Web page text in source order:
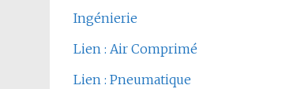
Ingénierie
Lien : Air Comprimé
Lien : Pneumatique